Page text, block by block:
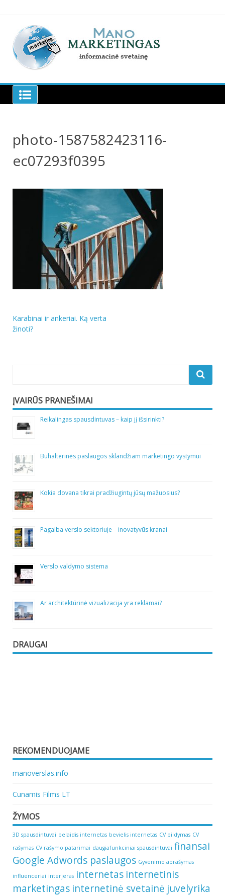
content
Manomarketingas.lt
photo-1587582423116-
ec07293f0395
Navigacija
tarp
Karabinai ir ankeriai. Ką verta
žinoti?
ĮVAIRŪS PRANEŠIMAI
Reikalingas spausdintuvas – kaip jį išsirinkti?
Buhalterinės paslaugos sklandžiam marketingo vystymui
Kokia dovana tikrai pradžiugintų jūsų mažuosius?
Pagalba verslo sektoriuje – inovatyvūs kranai
Verslo valdymo sistema
Ar architektūrinė vizualizacija yra reklamai?
DRAUGAI
REKOMENDUOJAME
manoverslas.info
Cunamis Films LT
ŽYMOS
3D spausdintuvai belaidis internetas bevielis internetas CV pildymas CV
rašymas CV rašymo patarimai daugiafunkciniai spausdintuvai finansai
Google Adwords paslaugos Gyvenimo aprašymas
influenceriai interjeras internetas internetinis
marketingas internetinė svetainė juvelyrika